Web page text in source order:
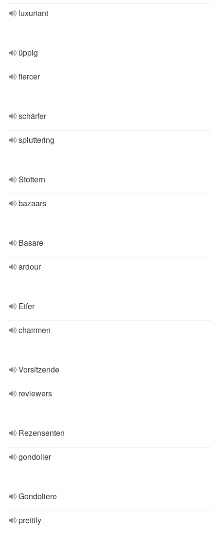
luxuriant
üppig
fiercer
schärfer
spluttering
Stottern
bazaars
Basare
ardour
Eifer
chairmen
Vorsitzende
reviewers
Rezensenten
gondolier
Gondoliere
prettily